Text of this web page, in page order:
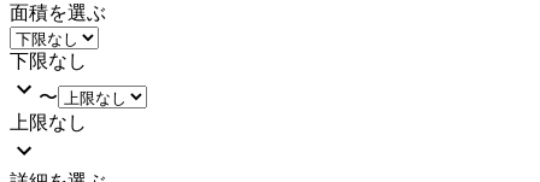
面積を選ぶ
下限なし
〜
上限なし